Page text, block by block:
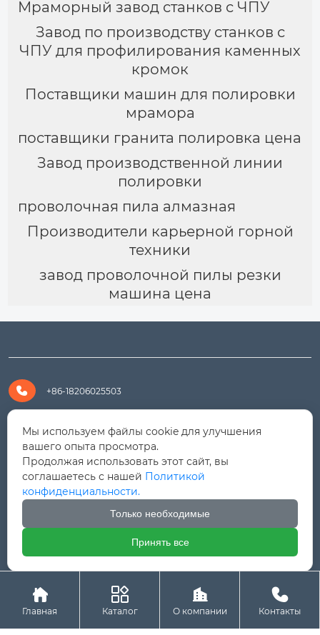
Мраморный завод станков с ЧПУ
Завод по производству станков с
ЧПУ для профилирования каменных
кромок
Поставщики машин для полировки
мрамора
поставщики гранита полировка цена
Завод производственной линии
полировки
проволочная пила алмазная
Производители карьерной горной
техники
завод проволочной пилы резки
машина цена
 +86-18206025503
 +8618206025503
 yanali@hualongm.com

351144, Китай, пров.Фуцзянь, г. Путянь, район Личэн,
промышленная зона Хуанши

Авторское право © ООО "Fujian Province HuaLong

Главная

Каталог

О компании

Контакты
Мы используем файлы cookie для улучшения
вашего опыта просмотра.
Продолжая использовать этот сайт, вы
соглашаетесь с нашей Политикой
конфиденциальности.
Только необходимые
Принять все